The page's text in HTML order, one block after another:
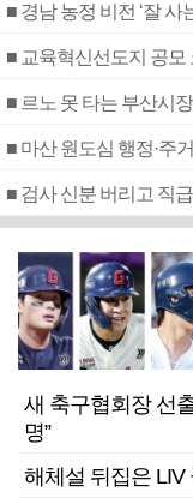
■ 경남 농정 비전 ‘잘
■ 교육혁신선도지 공모
■ 르노 못 타는 부산시
■ 마산 원도심 행정·주
새 축구협회장 선
명”
해체설 뒤집은 LIV